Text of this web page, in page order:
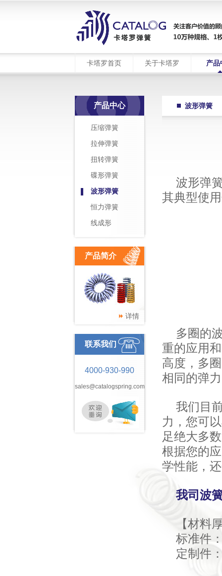
卡塔罗首页 关于卡塔罗 产品
产品中心
压缩弹簧
拉伸弹簧
扭转弹簧
碟形弹簧
波形弹簧
恒力弹簧
线成形
产品简介
详情
联系我们
4000-930-990
sales@catalogspring.com
波形弹簧
波形弹
其典型使
多圈的
重的应用
高度，多
相同的弹
我们目
力，您可
足绝大多
根据您的
学性能，
我司波
【材料
标准件
定制件